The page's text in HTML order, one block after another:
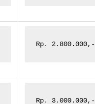
Rp. 2.800.000,-
Rp. 3.000.000,-